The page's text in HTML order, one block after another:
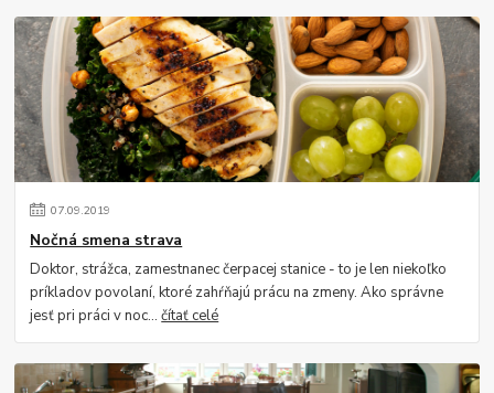
07.09.2019
Nočná smena strava
Doktor, strážca, zamestnanec čerpacej stanice - to je len niekoľko
príkladov povolaní, ktoré zahŕňajú prácu na zmeny. Ako správne
jesť pri práci v noc...čítať celé